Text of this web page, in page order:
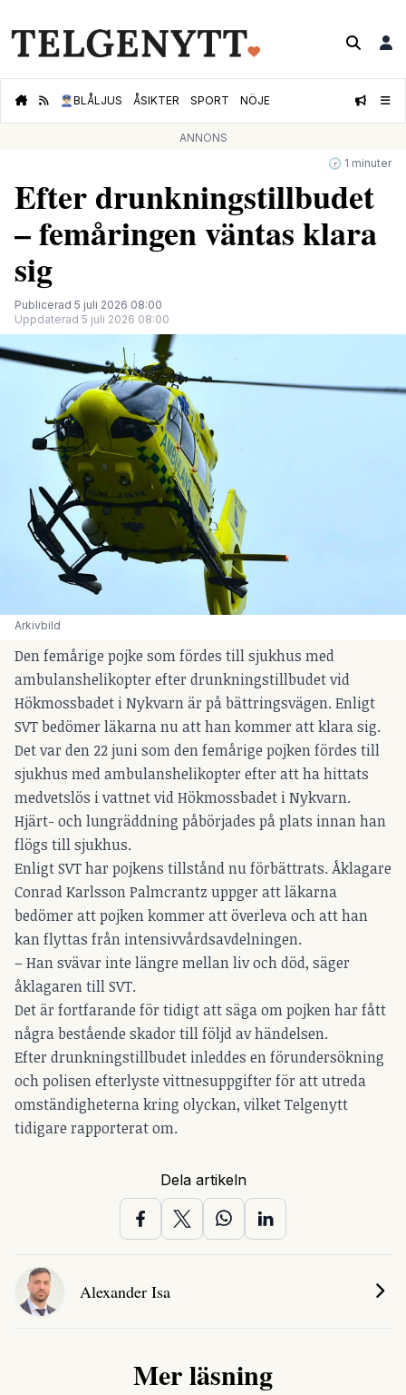
👮🏻‍♂️BLÅLJUS ÅSIKTER SPORT NÖJE
ANNONS
🕝 1 minuter
Efter drunkningstillbudet
– femåringen väntas klara
sig
Publicerad 5 juli 2026 08:00
Uppdaterad 5 juli 2026 08:00
Arkivbild
Den femårige pojke som fördes till sjukhus med
ambulanshelikopter efter drunkningstillbudet vid
Hökmossbadet i Nykvarn är på bättringsvägen. Enligt
SVT bedömer läkarna nu att han kommer att klara sig.
Det var den 22 juni som den femårige pojken fördes till
sjukhus med ambulanshelikopter efter att ha hittats
medvetslös i vattnet vid Hökmossbadet i Nykvarn.
Hjärt- och lungräddning påbörjades på plats innan han
flögs till sjukhus.
Enligt SVT har pojkens tillstånd nu förbättrats. Åklagare
Conrad Karlsson Palmcrantz uppger att läkarna
bedömer att pojken kommer att överleva och att han
kan flyttas från intensivvårdsavdelningen.
– Han svävar inte längre mellan liv och död, säger
åklagaren till SVT.
Det är fortfarande för tidigt att säga om pojken har fått
några bestående skador till följd av händelsen.
Efter drunkningstillbudet inleddes en förundersökning
och polisen efterlyste vittnesuppgifter för att utreda
omständigheterna kring olyckan, vilket Telgenytt
tidigare rapporterat om.
Dela artikeln
Alexander Isa
Mer läsning